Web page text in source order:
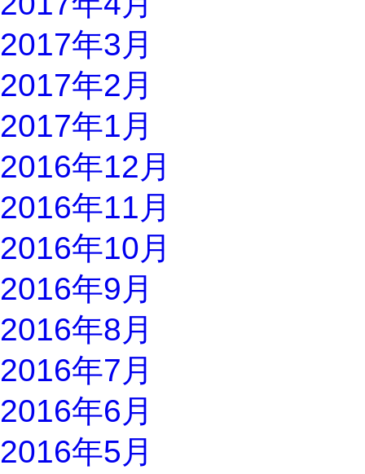
2017年3月
2017年2月
2017年1月
2016年12月
2016年11月
2016年10月
2016年9月
2016年8月
2016年7月
2016年6月
2016年5月